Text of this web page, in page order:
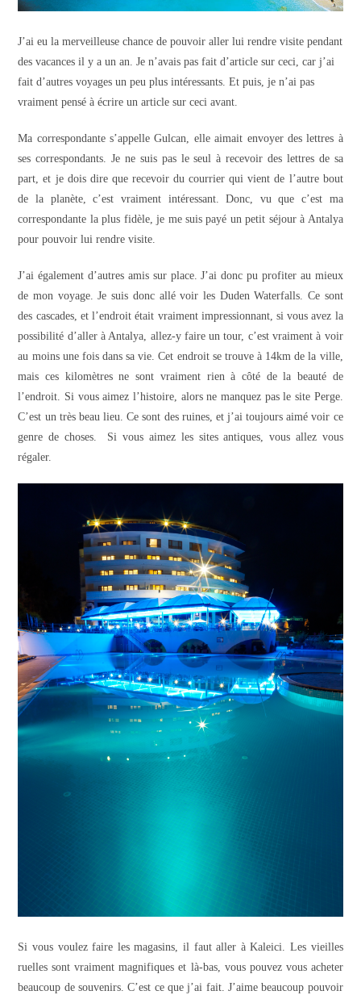
J’ai eu la merveilleuse chance de pouvoir aller lui rendre visite pendant
des vacances il y a un an. Je n’avais pas fait d’article sur ceci, car j’ai
fait d’autres voyages un peu plus intéressants. Et puis, je n’ai pas
vraiment pensé à écrire un article sur ceci avant.
Ma correspondante s’appelle Gulcan, elle aimait envoyer des lettres à
ses correspondants. Je ne suis pas le seul à recevoir des lettres de sa
part, et je dois dire que recevoir du courrier qui vient de l’autre bout
de la planète, c’est vraiment intéressant. Donc, vu que c’est ma
correspondante la plus fidèle, je me suis payé un petit séjour à Antalya
pour pouvoir lui rendre visite.
J’ai également d’autres amis sur place. J’ai donc pu profiter au mieux
de mon voyage. Je suis donc allé voir les Duden Waterfalls. Ce sont
des cascades, et l’endroit était vraiment impressionnant, si vous avez la
possibilité d’aller à Antalya, allez-y faire un tour, c’est vraiment à voir
au moins une fois dans sa vie. Cet endroit se trouve à 14km de la ville,
mais ces kilomètres ne sont vraiment rien à côté de la beauté de
l’endroit. Si vous aimez l’histoire, alors ne manquez pas le site Perge.
C’est un très beau lieu. Ce sont des ruines, et j’ai toujours aimé voir ce
genre de choses. Si vous aimez les sites antiques, vous allez vous
régaler.
Si vous voulez faire les magasins, il faut aller à Kaleici. Les vieilles
ruelles sont vraiment magnifiques et là-bas, vous pouvez vous acheter
beaucoup de souvenirs. C’est ce que j’ai fait. J’aime beaucoup pouvoir